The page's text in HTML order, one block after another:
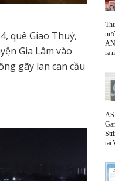
quê Giao Thuỷ,
Gia Lâm vào
gãy lan can cầu
ra
tại